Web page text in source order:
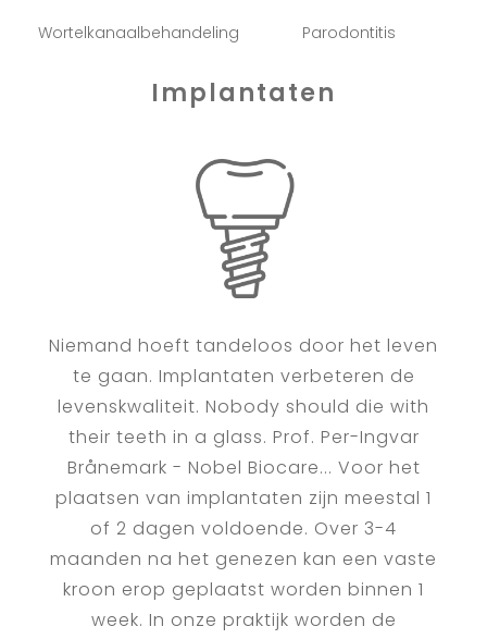
Wortelkanaalbehandeling Parodontitis
Implantaten
Niemand hoeft tandeloos door het leven
te gaan. Implantaten verbeteren de
levenskwaliteit. Nobody should die with
their teeth in a glass. Prof. Per-Ingvar
Brånemark - Nobel Biocare... Voor het
plaatsen van implantaten zijn meestal 1
of 2 dagen voldoende. Over 3-4
maanden na het genezen kan een vaste
kroon erop geplaatst worden binnen 1
week. In onze praktijk worden de